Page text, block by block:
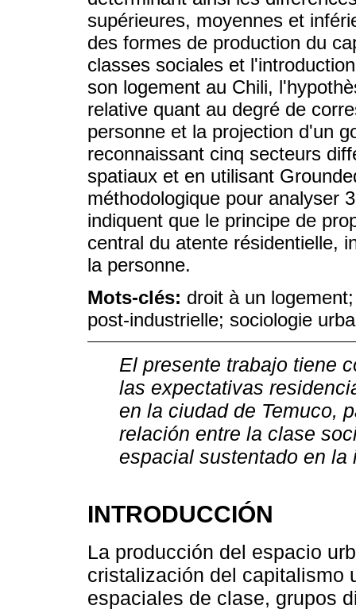
supérieures, moyennes et
des formes de production du
classes sociales et
son logement au Chili,
relative quant au degré de
personne et la projection d'un
reconnaissant cinq secteurs
spatiaux et en utilisant
méthodologique pour analyser
indiquent que le principe de
central du atente résidentielle,
la personne.
Mots-clés: droit à un
post-industrielle; sociologie
El presente trabajo tiene
las expectativas
en la ciudad de Temuco,
relación entre la clase
espacial sustentado en la
INTRODUCCIÓN
La producción del espacio
cristalización del capitalismo
espaciales de clase, grupos